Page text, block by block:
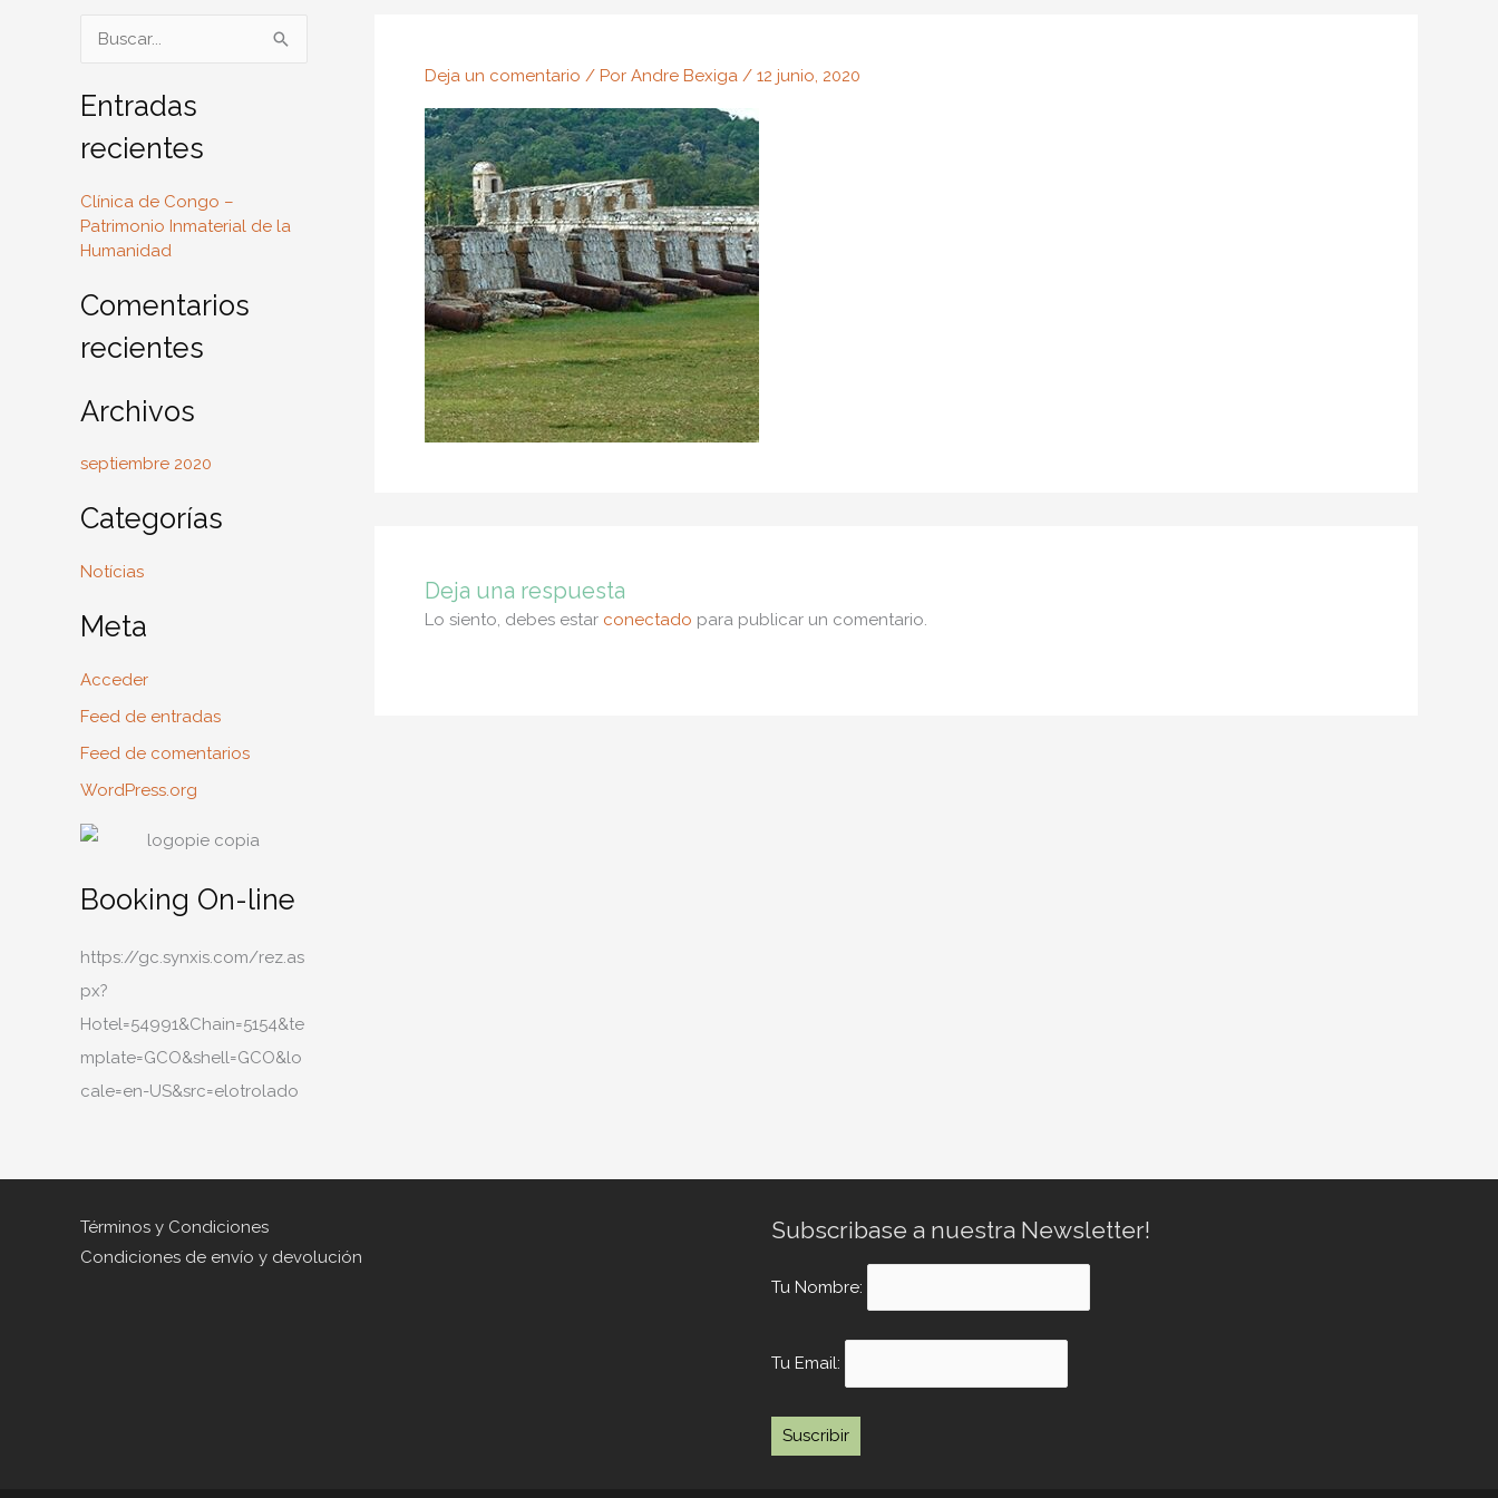
s
a
r
p
r
Entradas
recientes
Clínica de Congo –
Patrimonio Inmaterial de la
Humanidad
Comentarios
recientes
Archivos
septiembre 2020
Categorías
Notícias
Meta
Acceder
Feed de entradas
Feed de comentarios
WordPress.org
Booking On-line
https://gc.synxis.com/rez.as
px?
Hotel=54991&Chain=5154&te
mplate=GCO&shell=GCO&lo
cale=en-US&src=elotrolado
Deja un comentario / Por Andre Bexiga / 12 junio, 2020
Deja una respuesta
Lo siento, debes estar conectado para publicar un comentario.
Términos y Condiciones
Condiciones de envío y devolución
Subscribase a nuestra Newsletter!
Tu Nombre:
Tu Email: